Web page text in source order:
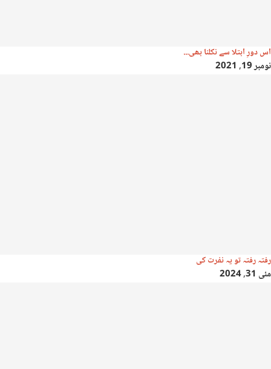
اس دورِ ابتلا سے نکلنا بھی...
نومبر 19, 2021
رفتہ رفتہ تو یہ نفرت کی
مئی 31, 2024